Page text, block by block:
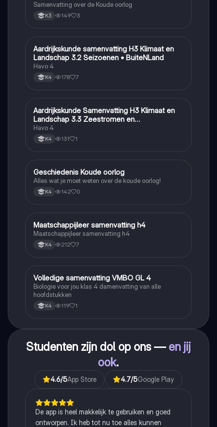
Samenvatting over de Koude oorlog
K3 149 3
Aardrijkskunde
Aardrijkskunde samenvatting H3 Klimaat en
Landschap 3.2 Seizoenen • BuiteNLand
Havo 4
K4 178 7
Aardrijkskunde
Aardrijkskunde Samenvatting H3 Klimaat en
Landschap 3.3 Zeestromen en
Klimaatgebieden • BuiteNLand
Havo 4
K4 131 1
Geschiedenis
Geschiedenis Koude oorlog
Alles wat je moet weten over de koude oorlog!
K4 142 0
Maatschappijleer
Maatschappijleer samenvatting h4
Maatschappijleer samenvatting h4
K4 212 7
Biologie
Volledige samenvatting VMBO GL 4
Biologie voor jou klas 4 damenvatting van alle
hoofdstukken
K4 119 1
Studenten zijn dol op ons — en jij
ook.
4.6/5App Store 4.7/5Google Play
De app is heel makkelijk te gebruiken en goed
ontworpen. Ik heb tot nu toe alles kunnen